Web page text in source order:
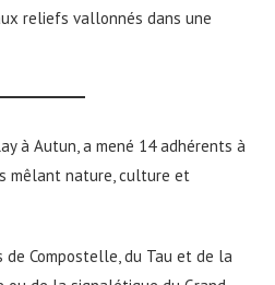
reliefs vallonnés dans une
à Autun, a mené 14 adhérents à
mêlant nature, culture et
Compostelle, du Tau et de la